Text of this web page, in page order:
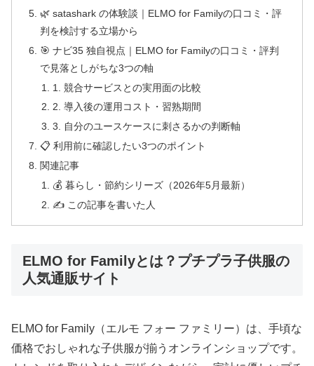
🌿 satashark の体験談｜ELMO for Familyの口コミ・評
判を検討する立場から
🎯 ナビ35 独自視点｜ELMO for Familyの口コミ・評判
で見落としがちな3つの軸
1. 競合サービスとの実用面の比較
2. 導入後の運用コスト・習熟期間
3. 自分のユースケースに刺さるかの判断軸
📋 利用前に確認したい3つのポイント
関連記事
💰 暮らし・節約シリーズ（2026年5月最新）
✍️ この記事を書いた人
ELMO for Familyとは？プチプラ子供服の
人気通販サイト
ELMO for Family（エルモ フォー ファミリー）は、手頃な
価格でおしゃれな子供服が揃うオンラインショップです。